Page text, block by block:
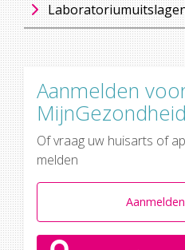
Aanmelden
Of vraag uw huisarts of
melden